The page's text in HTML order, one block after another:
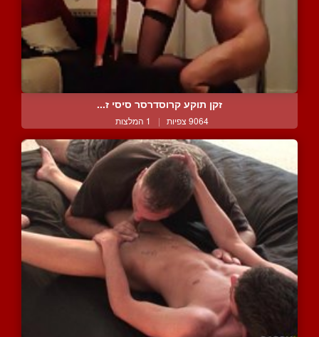
זקן תוקע קרוסדרסר סיסי ז...
9064 צפיות | 1 המלצות